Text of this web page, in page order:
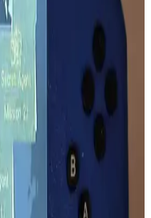
Parazitleri ve
duyulan garip sesler,
kaynaklanır. Bu
Ses Özellikleri
ses özellikleri
uygun